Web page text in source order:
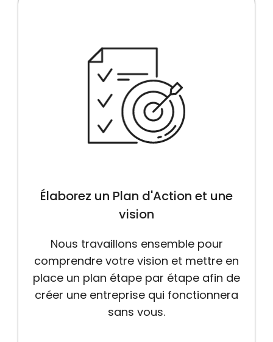
Élaborez un Plan d'Action et une
vision
Nous travaillons ensemble pour
comprendre votre vision et mettre en
place un plan étape par étape afin de
créer une entreprise qui fonctionnera
sans vous.